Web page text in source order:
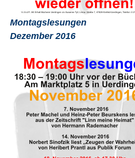
Montagslesungen
Dezember 2016